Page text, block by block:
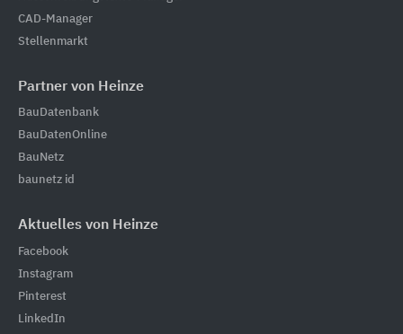
CAD-Manager
Stellenmarkt
Partner von Heinze
BauDatenbank
BauDatenOnline
BauNetz
baunetz id
Aktuelles von Heinze
Facebook
Instagram
Pinterest
LinkedIn